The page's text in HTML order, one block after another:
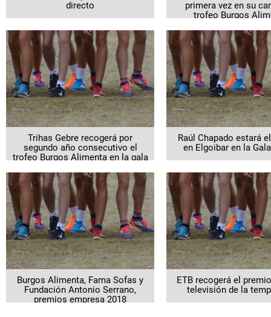
directo
primera vez en su
trofeo Burgos
Trihas Gebre recogerá por
segundo año consecutivo el
trofeo Burgos Alimenta en la gala
Raúl Chapado estará
en Elgoibar en la
Burgos Alimenta, Fama Sofas y
Fundación Antonio Serrano,
premios empresa 2018
ETB recogerá el
televisión de la